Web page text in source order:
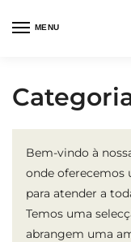
MENU
Bem-vindo à
onde oferecemos
para atender a
Temos uma
abrangem uma